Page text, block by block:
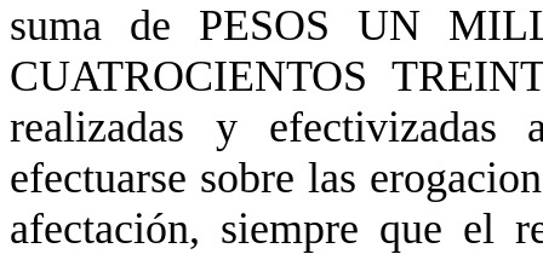
suma de PESOS UN
CUATROCIENTOS
realizadas y
efectuarse sobre las
afectación, siempre que el